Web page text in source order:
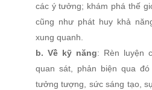
các ý tưởng; khám phá thế
cũng như phát huy khả
xung quanh.
b. Về kỹ năng: Rèn luyện
quan sát, phản biện qua
tưởng tượng, sức sáng tạo,